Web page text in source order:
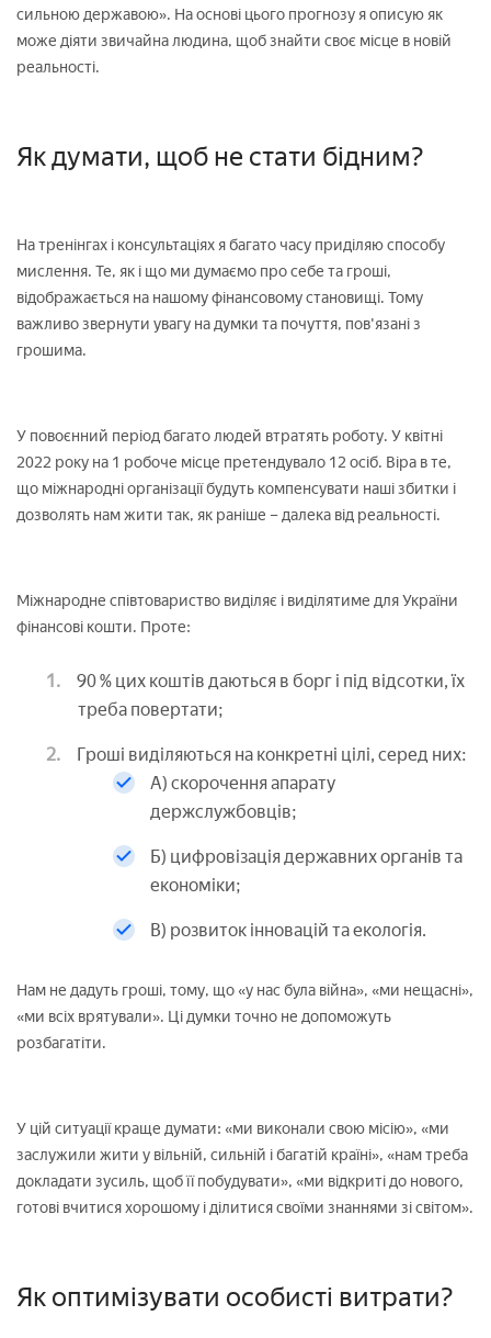
сильною державою». На основі цього прогнозу я описую як
може діяти звичайна людина, щоб знайти своє місце в новій
реальності.
Як думати, щоб не стати бідним?
На тренінгах і консультаціях я багато часу приділяю способу
мислення. Те, як і що ми думаємо про себе та гроші,
відображається на нашому фінансовому становищі. Тому
важливо звернути увагу на думки та почуття, пов'язані з
грошима.
У повоєнний період багато людей втратять роботу. У квітні
2022 року на 1 робоче місце претендувало 12 осіб. Віра в те,
що міжнародні організації будуть компенсувати наші збитки і
дозволять нам жити так, як раніше – далека від реальності.
Міжнародне співтовариство виділяє і виділятиме для України
фінансові кошти. Проте:
90 % цих коштів даються в борг і під відсотки, їх
треба повертати;
Гроші виділяються на конкретні цілі, серед них:
А) скорочення апарату
держслужбовців;
Б) цифровізація державних органів та
економіки;
В) розвиток інновацій та екологія.
Нам не дадуть гроші, тому, що «у нас була війна», «ми нещасні»,
«ми всіх врятували». Ці думки точно не допоможуть
розбагатіти.
У цій ситуації краще думати: «ми виконали свою місію», «ми
заслужили жити у вільній, сильній і багатій країні», «нам треба
докладати зусиль, щоб її побудувати», «ми відкриті до нового,
готові вчитися хорошому і ділитися своїми знаннями зі світом».
Як оптимізувати особисті витрати?